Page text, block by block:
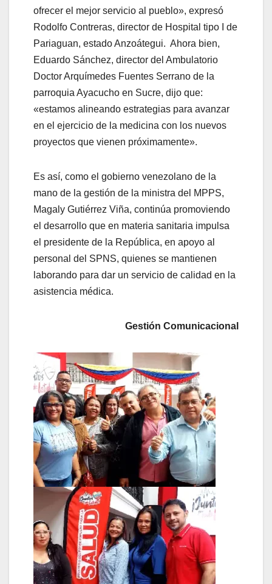
ofrecer el mejor servicio al pueblo», expresó
Rodolfo Contreras, director de Hospital tipo I de
Pariaguan, estado Anzoátegui. Ahora bien,
Eduardo Sánchez, director del Ambulatorio
Doctor Arquímedes Fuentes Serrano de la
parroquia Ayacucho en Sucre, dijo que:
«estamos alineando estrategias para avanzar
en el ejercicio de la medicina con los nuevos
proyectos que vienen próximamente».
Es así, como el gobierno venezolano de la
mano de la gestión de la ministra del MPPS,
Magaly Gutiérrez Viña, continúa promoviendo
el desarrollo que en materia sanitaria impulsa
el presidente de la República, en apoyo al
personal del SPNS, quienes se mantienen
laborando para dar un servicio de calidad en la
asistencia médica.
Gestión Comunicacional